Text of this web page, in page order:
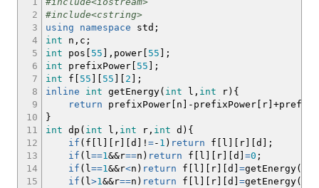
2
3
4
5
6
7
8
9
10
11
12
13
14
15
#include<cstring>
using
namespace std ;
int n,c ;
int pos 55 ,power 55
;
int prefixPower 55
;
int f 55 55 2
;
inline
int getEnergy( int l, int r) {
return prefixPower n - prefixPower r +
}
int dp ( int l, int r, int d ) {
if ( f l r d ! =- 1 ) return f l r d
;
if ( l==1&&r==n ) return f l r d =0 ;
if ( l==1&&r<n ) return f l r d =getEnergy(
if ( l>1&&r==n ) return f l r d =getEnergy(